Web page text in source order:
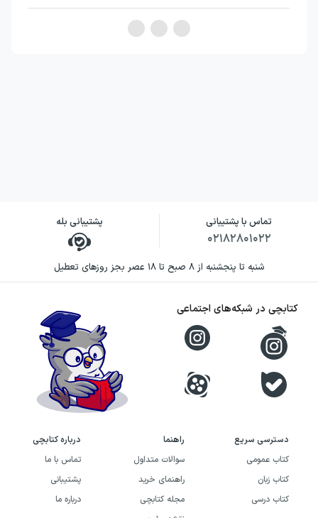
تماس با پشتیبانی
۰۲۱۸۲۸۰۱۰۲۲
پشتیبانی بله
شنبه تا پنجشنبه از ۸ صبح تا ۱۸ عصر بجز روزهای تعطیل
دسترسی سریع
کتاب عمومی
کتاب زبان
کتاب درسی
راهنما
سوالات متداول
راهنمای خرید
مجله کتابچی
درباره کتابچی
تماس با ما
پشتیبانی
درباره ما
کتابچی در شبکه‌های اجتماعی